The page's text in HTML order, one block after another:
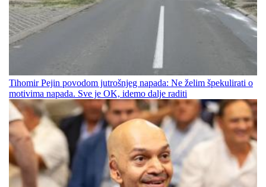
Tihomir Pejin povodom jutrošnjeg napada: Ne želim špekulirati o
motivima napada. Sve je OK, idemo dalje raditi